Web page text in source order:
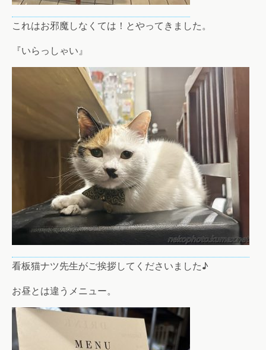
これはお邪魔しなくては！とやってきました。
『いらっしゃい』
看板猫ナツ先生がご挨拶してくださいました♪
お昼とは違うメニュー。